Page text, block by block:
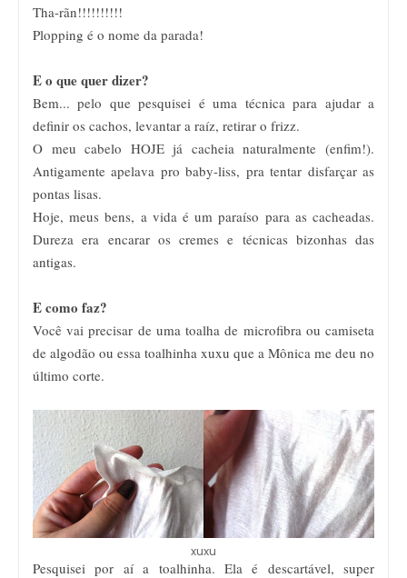
Tha-rãn!!!!!!!!!!
Plopping é o nome da parada!
E o que quer dizer?
Bem... pelo que pesquisei é uma técnica para ajudar a
definir os cachos, levantar a raíz, retirar o frizz.
O meu cabelo HOJE já cacheia naturalmente (enfim!).
Antigamente apelava pro baby-liss, pra tentar disfarçar as
pontas lisas.
Hoje, meus bens, a vida é um paraíso para as cacheadas.
Dureza era encarar os cremes e técnicas bizonhas das
antigas.
E como faz?
Você vai precisar de uma toalha de microfibra ou camiseta
de algodão ou essa toalhinha xuxu que a Mônica me deu no
último corte.
xuxu
Pesquisei por aí a toalhinha. Ela é descartável, super